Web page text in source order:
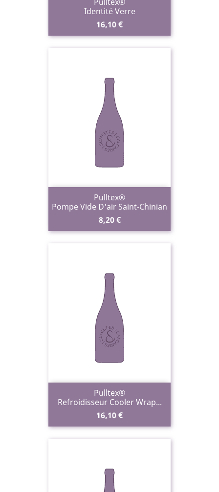
Identité Verre
Prix
16,10 €
Pulltex®
Pompe Vide D'air Saint-Chinian
Prix
8,20 €
Pulltex®
Refroidisseur Cooler Wrap...
Prix
16,10 €